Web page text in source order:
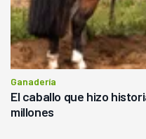
Ganadería
El caballo que hizo
millones